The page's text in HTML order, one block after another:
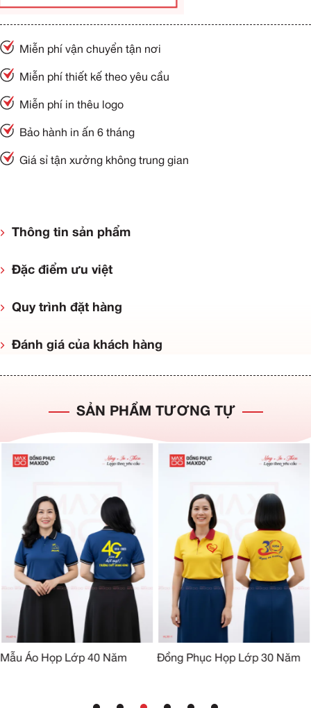
Miễn phí vận chuyển tận nơi
Miễn phí thiết kế theo yêu cầu
Miễn phí in thêu logo
Bảo hành in ấn 6 tháng
Giá sỉ tận xưởng không trung gian
Thông tin sản phẩm
Đặc điểm ưu việt
Quy trình đặt hàng
Đánh giá của khách hàng
SẢN PHẨM TƯƠNG TỰ
Mẫu Áo Họp Lớp 40 Năm Đồng Phục Họp Lớp 30 Năm